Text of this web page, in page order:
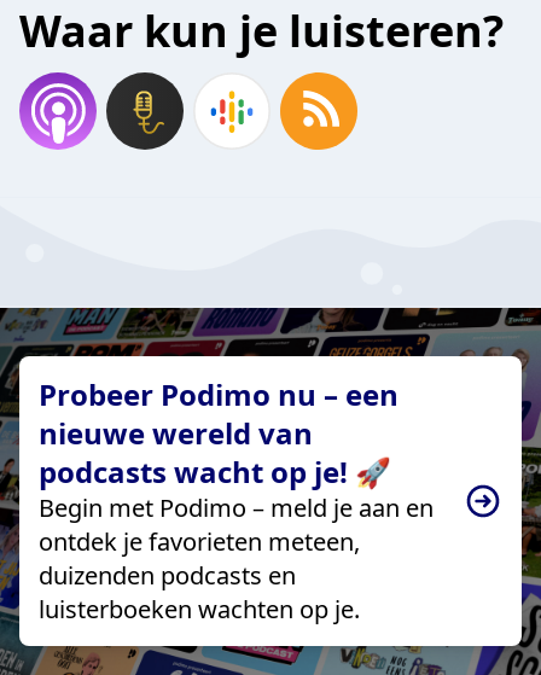
Waar kun je luisteren?
Probeer Podimo nu – een
nieuwe wereld van
podcasts wacht op je! 🚀
Begin met Podimo – meld je aan en
ontdek je favorieten meteen,
duizenden podcasts en
luisterboeken wachten op je.